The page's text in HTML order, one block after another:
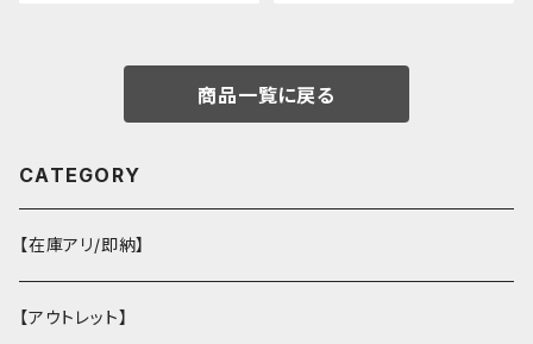
商品一覧に戻る
CATEGORY
【在庫アリ/即納】
【アウトレット】